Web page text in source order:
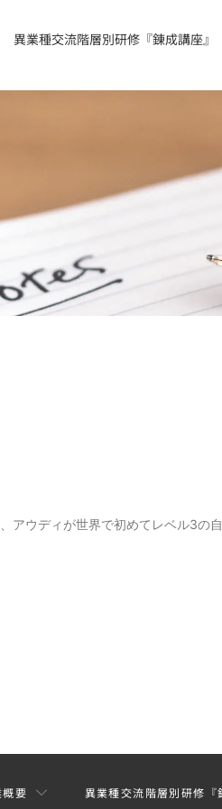
異業種交流階層別研修『錬成講座』
アウディが世界で初めてレベル3の
要 異業種交流階層別研修『